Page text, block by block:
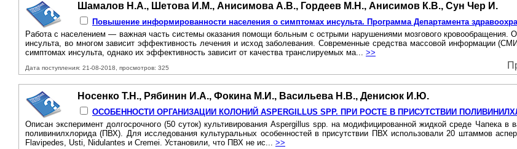
Шамалов Н.А., Шетова И.М., Анисимова А.В., Гордеев М.Н., Анисимов К.В., Сун Чер И.
Повышение информированности населения о симптомах инсульта. Программа Департамента
Работа с населением — важная часть системы оказания помощи больным с острыми нарушениями мозгового кровообращения.
инсульта, во многом зависит эффективность лечения и исход заболевания. Современные средства массовой информации
симптомах инсульта, однако их эффективность зависит от качества транслируемых ма... >>
Дата поступления: 21-08-2018, просмотров: 325
Носенко Т.Н., Рябинин И.А., Фокина М.И., Васильева Н.В., Денисюк И.Ю.
ОСОБЕННОСТИ ОРГАНИЗАЦИИ КОЛОНИЙ ASPERGILLUS SPP. ПРИ РОСТЕ В ПРИСУТСТВИИ
Описан эксперимент долгосрочного (50 суток) культивирования Aspergillus spp. на модифицированной жидкой среде Чапека в
поливинилхлорида (ПВХ). Для исследования культуральных особенностей в присутствии ПВХ использовали 20 штаммов
Flavipedes, Usti, Nidulantes и Cremei. Установили, что ПВХ не ис... >>